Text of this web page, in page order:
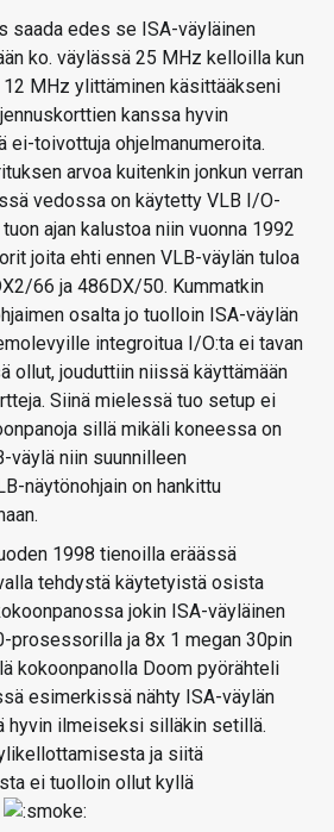
saada edes se ISA-väyläinen
ko. väylässä 25 MHz kelloilla kun
MHz ylittäminen käsittääkseni
kanssa hyvin
ei-toivottuja ohjelmanumeroita.
arvoa kuitenkin jonkun verran
vedossa on käytetty VLB I/O-
ajan kalustoa niin vuonna 1992
joita ehti ennen VLB-väylän tuloa
66 ja 486DX/50. Kummatkin
osalta jo tuolloin ISA-väylän
integroitua I/O:ta ei tavan
ollut, jouduttiin niissä käyttämään
Siinä mielessä tuo setup ei
sillä mikäli koneessa on
väylä niin suunnilleen
näytönohjain on hankittu
1998 tienoilla eräässä
tehdystä käytetyistä osista
jokin ISA-väyläinen
prosessorilla ja 8x 1 megan 30pin
kokoonpanolla Doom pyörähteli
esimerkissä nähty ISA-väylän
hyvin ilmeiseksi silläkin setillä.
ja siitä
ei tuolloin ollut kyllä